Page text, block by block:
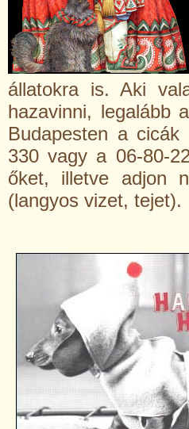
állatokra is. Aki
hazavinni, legalább
Budapesten a
330 vagy a 06-80-
őket, illetve adjon
(langyos vizet, tejet).